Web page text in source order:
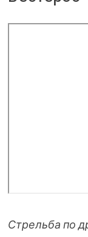
Стрельба по